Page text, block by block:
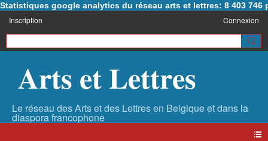
Statistiques google analytics du réseau arts et lettres: 8 403 746
Inscription Connexion
Arts et Lettres